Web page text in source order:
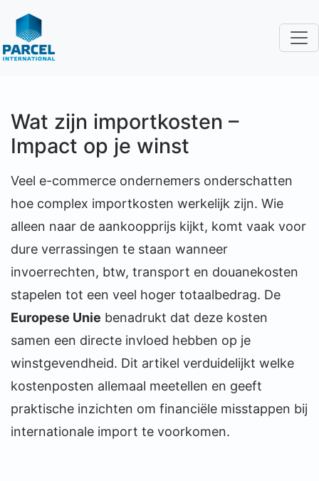
Wat zijn importkosten –
Impact op je winst
Veel e-commerce ondernemers onderschatten
hoe complex importkosten werkelijk zijn. Wie
alleen naar de aankoopprijs kijkt, komt vaak voor
dure verrassingen te staan wanneer
invoerrechten, btw, transport en douanekosten
stapelen tot een veel hoger totaalbedrag. De
Europese Unie benadrukt dat deze kosten
samen een directe invloed hebben op je
winstgevendheid. Dit artikel verduidelijkt welke
kostenposten allemaal meetellen en geeft
praktische inzichten om financiële misstappen bij
internationale import te voorkomen.